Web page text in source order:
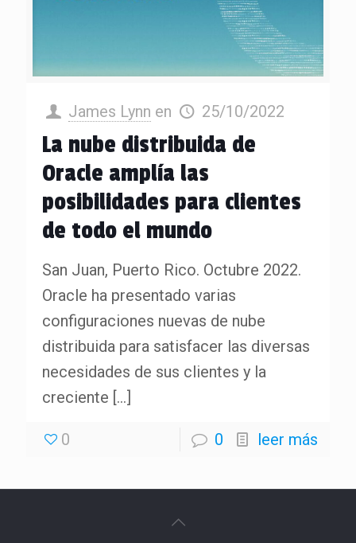
James Lynn en 25/10/2022
La nube distribuida de
Oracle amplía las
posibilidades para clientes
de todo el mundo
San Juan, Puerto Rico. Octubre 2022.
Oracle ha presentado varias
configuraciones nuevas de nube
distribuida para satisfacer las diversas
necesidades de sus clientes y la
creciente […]
0 0 leer más